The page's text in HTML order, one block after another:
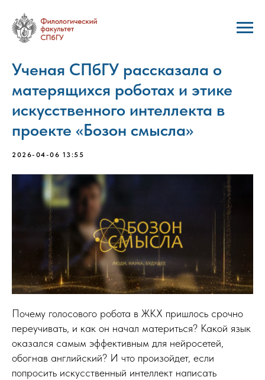
Ученая СПбГУ рассказала о
матерящихся роботах и этике
искусственного интеллекта в
проекте «Бозон смысла»
2026-04-06 13:55
Почему голосового робота в ЖКХ пришлось срочно
переучивать, и как он начал материться? Какой язык
оказался самым эффективным для нейросетей,
обогнав английский? И что произойдет, если
попросить искусственный интеллект написать